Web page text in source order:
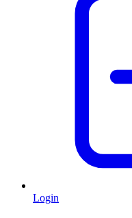
Login